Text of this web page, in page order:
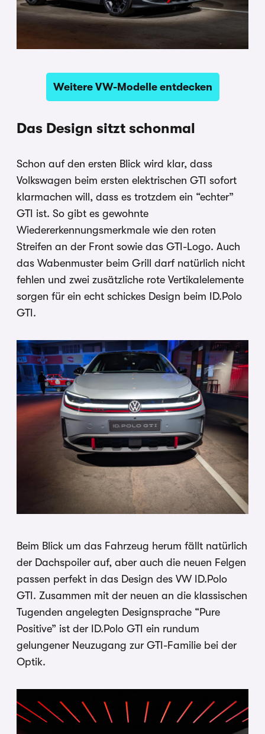
Weitere VW-Modelle entdecken
Das Design sitzt schonmal
Schon auf den ersten Blick wird klar, dass
Volkswagen beim ersten elektrischen GTI sofort
klarmachen will, dass es trotzdem ein “echter”
GTI ist. So gibt es gewohnte
Wiedererkennungsmerkmale wie den roten
Streifen an der Front sowie das GTI-Logo. Auch
das Wabenmuster beim Grill darf natürlich nicht
fehlen und zwei zusätzliche rote Vertikalelemente
sorgen für ein echt schickes Design beim ID.Polo
GTI.
Beim Blick um das Fahrzeug herum fällt natürlich
der Dachspoiler auf, aber auch die neuen Felgen
passen perfekt in das Design des VW ID.Polo
GTI. Zusammen mit der neuen an die klassischen
Tugenden angelegten Designsprache “Pure
Positive” ist der ID.Polo GTI ein rundum
gelungener Neuzugang zur GTI-Familie bei der
Optik.